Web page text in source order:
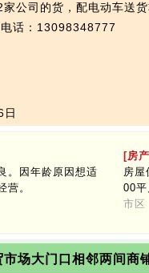
家公司的货，配电动车送
电话：13098348777
日
。因年龄原因想适
营。
[房
房屋
00
停车
园
市区
市场大门口相邻两间商